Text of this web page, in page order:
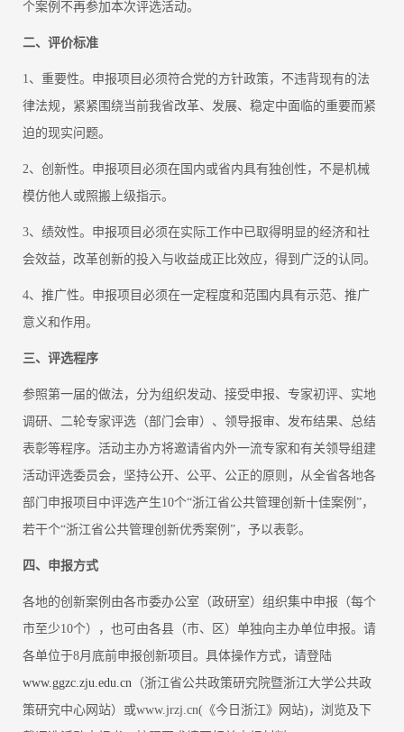
个案例不再参加本次评选活动。
二、评价标准
1、重要性。申报项目必须符合党的方针政策，不违背现有的法
律法规，紧紧围绕当前我省改革、发展、稳定中面临的重要而紧
迫的现实问题。
2、创新性。申报项目必须在国内或省内具有独创性，不是机械
模仿他人或照搬上级指示。
3、绩效性。申报项目必须在实际工作中已取得明显的经济和社
会效益，改革创新的投入与收益成正比效应，得到广泛的认同。
4、推广性。申报项目必须在一定程度和范围内具有示范、推广
意义和作用。
三、评选程序
参照第一届的做法，分为组织发动、接受申报、专家初评、实地
调研、二轮专家评选（部门会审）、领导报审、发布结果、总结
表彰等程序。活动主办方将邀请省内外一流专家和有关领导组建
活动评选委员会，坚持公开、公平、公正的原则，从全省各地各
部门申报项目中评选产生10个“浙江省公共管理创新十佳案例”，
若干个“浙江省公共管理创新优秀案例”，予以表彰。
四、 申报方式
各地的创新案例由各市委办公室（政研室）组织集中申报（每个
市至少10个），也可由各县（市、区）单独向主办单位申报。请
各单位于8月底前申报创新项目。具体操作方式，请登陆
www.ggzc.zju.edu.cn （浙江省公共政策研究院暨浙江大学公共政
策研究中心网站）或www.jrzj.cn(《今日浙江》网站)，浏览及下